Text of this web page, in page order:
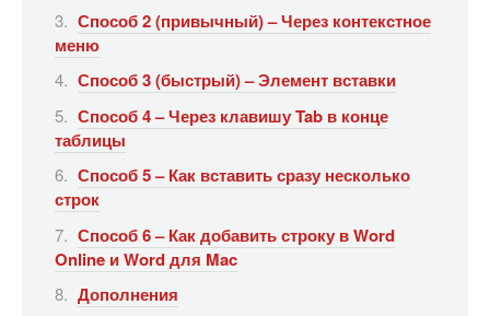
Способ 2 (привычный) – Через контекстное
меню
Способ 3 (быстрый) – Элемент вставки
Способ 4 – Через клавишу Tab в конце
таблицы
Способ 5 – Как вставить сразу несколько
строк
Способ 6 – Как добавить строку в Word
Online и Word для Mac
Дополнения